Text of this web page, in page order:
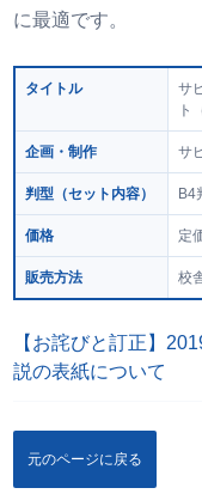
に最適です。
タイトル
サ
ト
企画・制作 サ
判型 （セット内容） B4
価格 定
販売方法 校
【お詫びと訂正】
説の表紙について
元のページに戻る